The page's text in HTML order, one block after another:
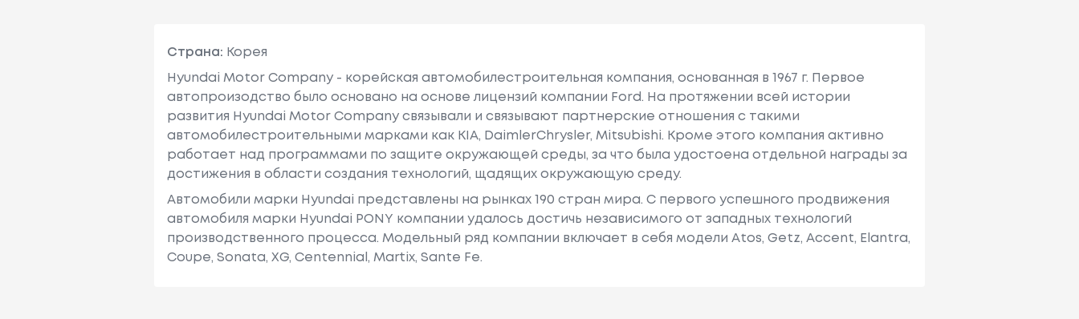
Страна: Корея
Hyundai Motor Company - корейская автомобилестроительная компания, основанная в 1967 г. Первое
автопроизодство было основано на основе лицензий компании Ford. На протяжении всей истории
развития Hyundai Motor Company связывали и связывают партнерские отношения с такими
автомобилестроительными марками как KIA, DaimlerChrysler, Mitsubishi. Кроме этого компания активно
работает над программами по защите окружающей среды, за что была удостоена отдельной награды за
достижения в области создания технологий, щадящих окружающую среду.
Автомобили марки Hyundai представлены на рынках 190 стран мира. C первого успешного продвижения
автомобиля марки Hyundai PONY компании удалось достичь независимого от западных технологий
производственного процесса. Модельный ряд компании включает в себя модели Atos, Getz, Accent, Elantra,
Coupe, Sonata, XG, Centennial, Martix, Sante Fe.